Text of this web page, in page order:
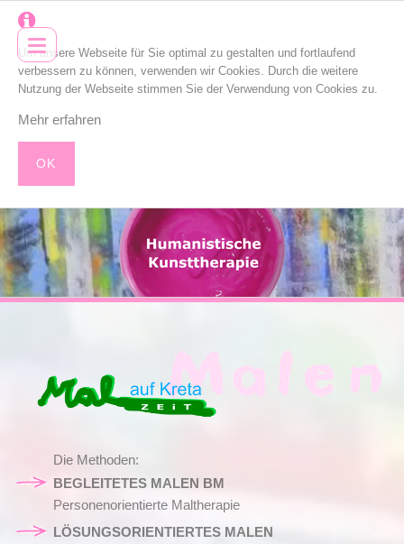
Um unsere Webseite für Sie optimal zu gestalten und fortlaufend
verbessern zu können, verwenden wir Cookies. Durch die weitere
Nutzung der Webseite stimmen Sie der Verwendung von Cookies zu.
Mehr erfahren
OK
Die Methoden:
BEGLEITETES MALEN BM
Personenorientierte Maltherapie
LÖSUNGSORIENTIERTES MALEN